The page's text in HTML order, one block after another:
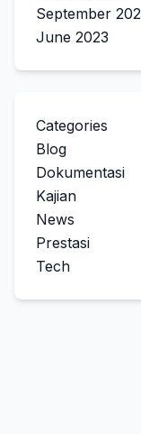
September
June 2023
Categories
Blog
Dokumentasi
Kajian
News
Prestasi
Tech